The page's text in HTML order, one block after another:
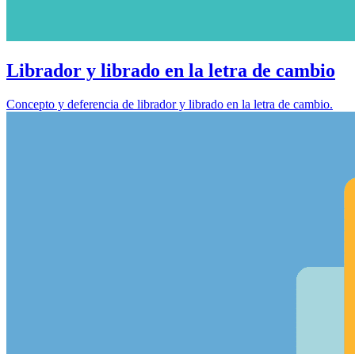
Librador y librado en la letra de cambio
Concepto y deferencia de librador y librado en la letra de cambio.